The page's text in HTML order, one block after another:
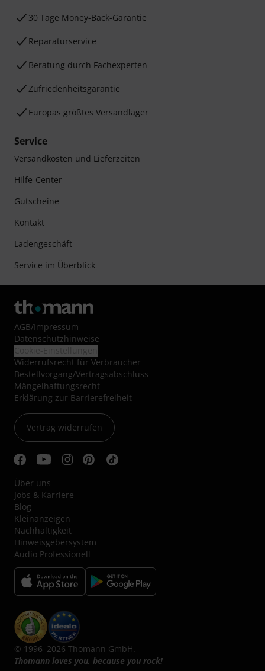
30 Tage Money-Back-Garantie
Reparaturservice
Beratung durch Fachexperten
Zufriedenheitsgarantie
Europas größtes Versandlager
Service
Versandkosten und Lieferzeiten
Hilfe-Center
Gutscheine
Kontakt
Ladengeschäft
Service im Überblick
AGB/Impressum
Datenschutzhinweise
Widerrufsrecht für Verbraucher
Bestellvorgang/Vertragsabschluss
Mängelhaftungsrecht
Erklärung zur Barrierefreiheit
Vertrag widerrufen
Über uns
Jobs & Karriere
Blog
Kleinanzeigen
Nachhaltigkeit
Hinweisgebersystem
Audio Professionell
© 1996–2026 Thomann GmbH.
Thomann loves you, because you rock!